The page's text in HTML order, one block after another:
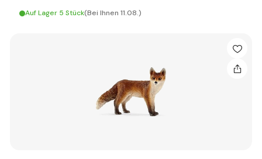
Auf Lager 5 Stück(Bei Ihnen 11.08.)